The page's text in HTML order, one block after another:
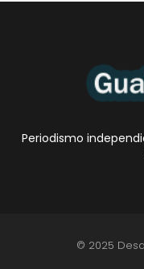
Periodismo
© 2025